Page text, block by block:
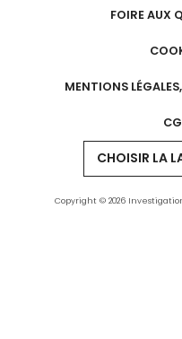
FOIRE AUX
MENTIONS
Copyright © 2026